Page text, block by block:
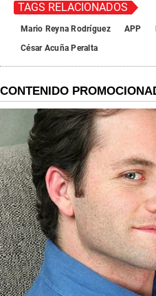
TAGS RELACIONADOS
Mario Reyna Rodríguez APP
César Acuña Peralta